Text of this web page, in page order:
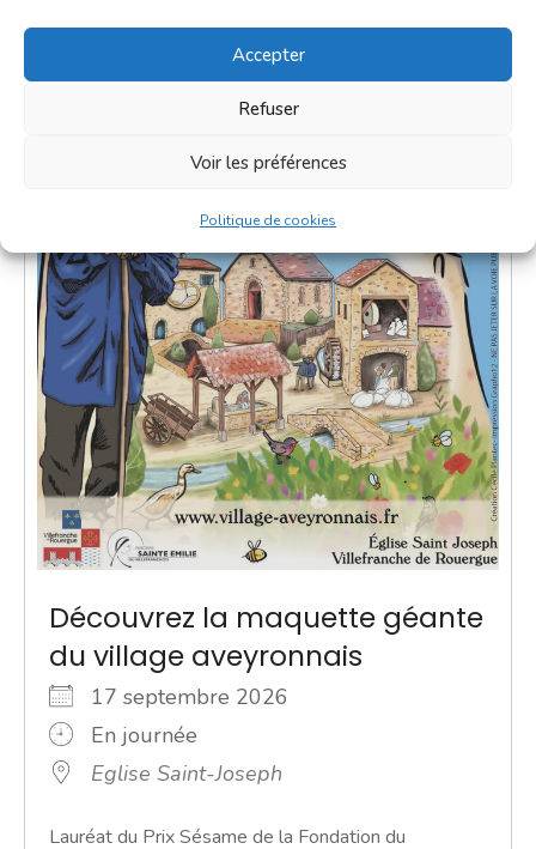
Accepter
Refuser
Voir les préférences
Politique de cookies
Découvrez la maquette géante
du village aveyronnais
17 septembre 2026
En journée
Eglise Saint-Joseph
Lauréat du Prix Sésame de la Fondation du